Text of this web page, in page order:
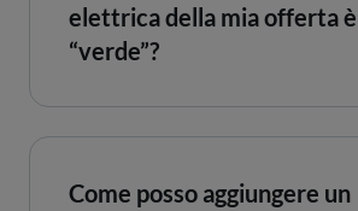
elettrica della mia offerta è
“verde”?
Come posso aggiungere un